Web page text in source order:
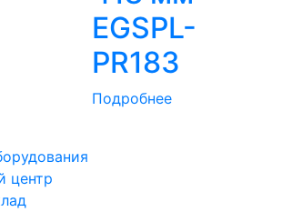
EGSPL-
PR183
Подробнее
центр